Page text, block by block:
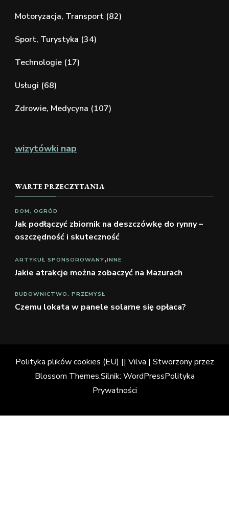
Motoryzacja, Transport (82)
Sport, Turystyka (34)
Technologie (17)
Usługi (68)
Zdrowie, Medycyna (107)
wizytówki nap
WARTE PRZECZYTANIA
DOM, OGRÓD
Jak podłączyć zbiornik na deszczówkę do rynny –
oszczędność i skuteczność
ARTYKUŁ SPONSOROWANY INNE
Jakie atrakcje można zobaczyć na Mazurach
BUDOWNICTWO, PRZEMYSŁ
Czemu lokata w panele solarne się opłaca?
Polityka plików cookies (EU) || Vilva | Stworzony przez
Blossom Themes.Silnik: WordPressPolityka
Prywatności